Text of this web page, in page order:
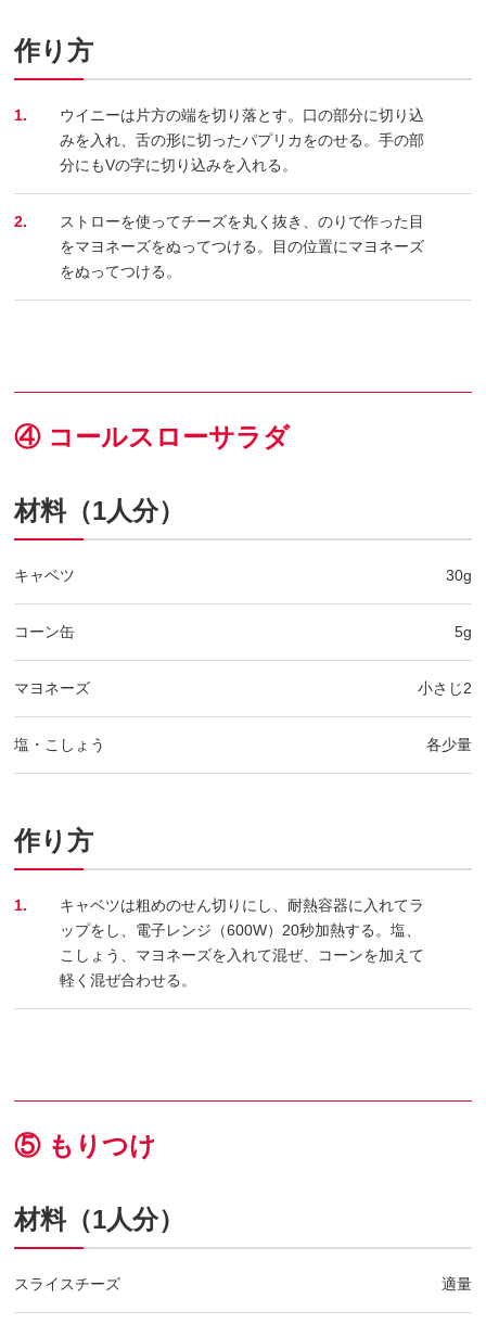
作り方
1.
ウイニーは片方の端を切り落とす。口の部分に切り込
みを入れ、舌の形に切ったパプリカをのせる。手の部
分にもVの字に切り込みを入れる。
2.
ストローを使ってチーズを丸く抜き、のりで作った目
をマヨネーズをぬってつける。目の位置にマヨネーズ
をぬってつける。
④ コールスローサラダ
材料（1人分）
キャベツ 30g
コーン缶 5g
マヨネーズ 小さじ2
塩・こしょう 各少量
作り方
1.
キャベツは粗めのせん切りにし、耐熱容器に入れてラ
ップをし、電子レンジ（600W）20秒加熱する。塩、
こしょう、マヨネーズを入れて混ぜ、コーンを加えて
軽く混ぜ合わせる。
⑤ もりつけ
材料（1人分）
スライスチーズ 適量